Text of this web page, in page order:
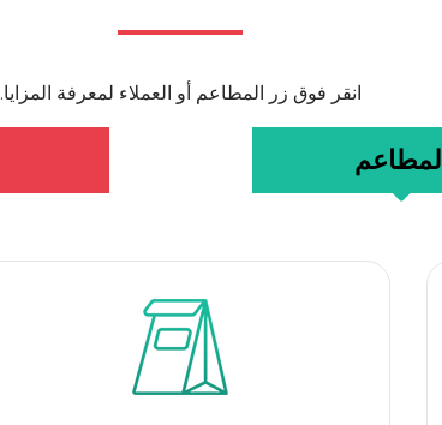
انقر فوق زر المطاعم أو العملاء لمعرفة المزايا.
المطاعم